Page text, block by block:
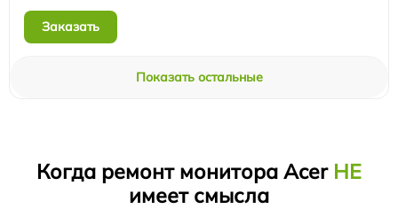
Заказать
Показать остальные
Когда ремонт монитора Acer НЕ
имеет смысла